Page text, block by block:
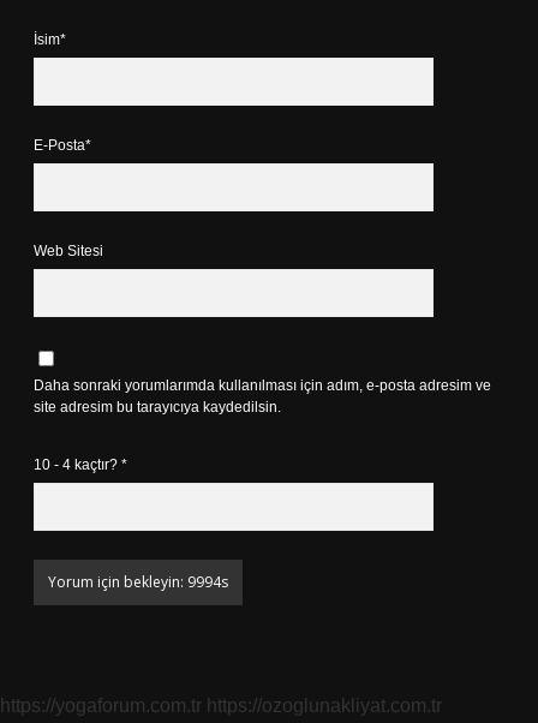
İsim*
E-Posta*
Web Sitesi
Daha sonraki yorumlarımda kullanılması için adım, e-posta adresim ve
site adresim bu tarayıcıya kaydedilsin.
10 - 4 kaçtır? *
https://yogaforum.com.tr https://ozoglunakliyat.com.tr